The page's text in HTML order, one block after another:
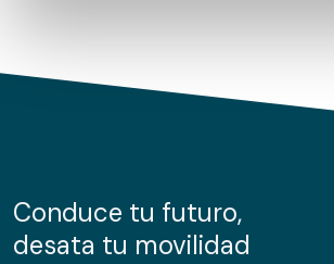
de cookies.
información sobre el uso que haga del
nuestros partners de redes sociales,
Conduce tu futuro,
desata tu movilidad